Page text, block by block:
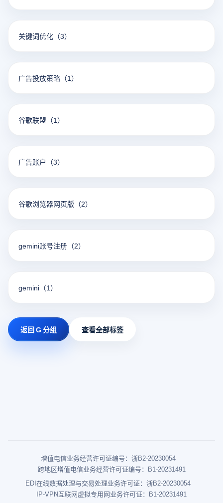
关键词优化 （3）
广告投放策略 （1）
谷歌联盟 （1）
广告账户 （3）
谷歌浏览器网页版 （2）
gemini账号注册 （2）
gemini （1）
返回 G 分组 查看全部标签
增值电信业务经营许可证编号：浙B2-20230054
跨地区增值电信业务经营许可证编号：B1-20231491
EDI在线数据处理与交易处理业务许可证：浙B2-20230054
IP-VPN互联网虚拟专用网业务许可证：B1-20231491